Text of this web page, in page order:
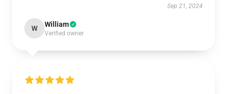
Sep 21, 2024
W William
Verified owner